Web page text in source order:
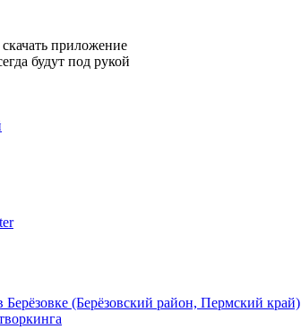
приложение
будут под рукой
(Берёзовский район, Пермский край)